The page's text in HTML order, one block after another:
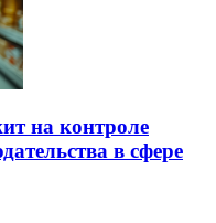
на контроле
в сфере